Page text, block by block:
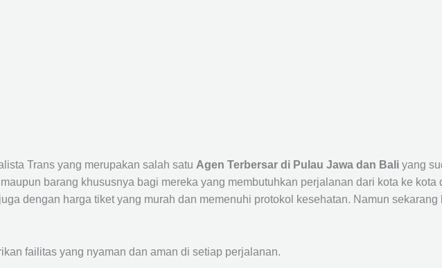
Trans yang merupakan salah satu Agen Terbersar di Pulau Jawa dan Bali yang
barang khususnya bagi mereka yang membutuhkan perjalanan dari kota ke kota
dengan harga tiket yang murah dan memenuhi protokol kesehatan. Namun sekarang
failitas yang nyaman dan aman di setiap perjalanan.